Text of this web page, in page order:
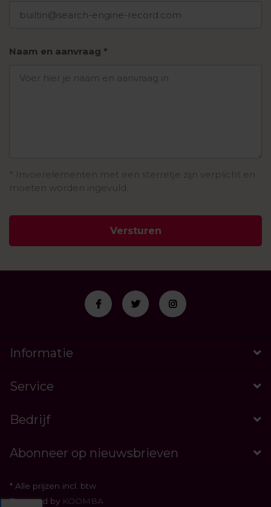
Naam en aanvraag
* Invoerelementen met een sterretje zijn verplicht en
moeten worden ingevuld.
Versturen
Informatie
Service
Bedrijf
Abonneer op nieuwsbrieven
* Alle prijzen incl. btw
Powered by KOOMBA